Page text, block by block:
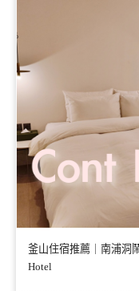
釜山住宿推薦｜南浦洞
Hotel